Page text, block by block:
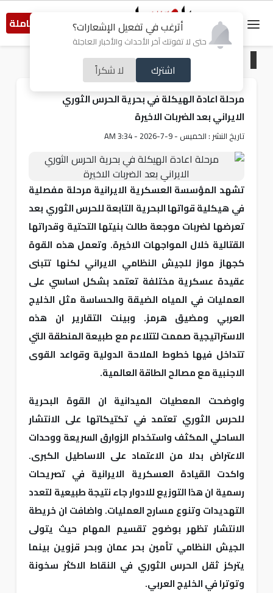
أترغب في تفعيل الإشعارات؟
حتى لا تفوتك آخر الأحداث والأخبار العاجلة
اشترك لا شكراً
النسخة الكاملة
عربي و دولي
مرحلة اعادة الهيكلة في بحرية الحرس الثوري
الايراني بعد الضربات الاخيرة
تاريخ النشر : الخميس - 9-7-2026 - 3:34 AM
تشهد المؤسسة العسكرية الايرانية مرحلة مفصلية
في هيكلية قواتها البحرية التابعة للحرس الثوري بعد
تعرضها لضربات موجعة طالت بنيتها التحتية وقدراتها
القتالية خلال المواجهات الاخيرة. وتعمل هذه القوة
كجهاز مواز للجيش النظامي الايراني لكنها تتبنى
عقيدة عسكرية مختلفة تعتمد بشكل اساسي على
العمليات في المياه الضيقة والحساسة مثل الخليج
العربي ومضيق هرمز. وبينت التقارير ان هذه
الاستراتيجية صممت لتتلاءم مع طبيعة المنطقة التي
تتداخل فيها خطوط الملاحة الدولية وقواعد القوى
الاجنبية مع مصالح الطاقة العالمية.
واوضحت المعطيات الميدانية ان القوة البحرية
للحرس الثوري تعتمد في تكتيكاتها على الانتشار
الساحلي المكثف واستخدام الزوارق السريعة ووحدات
الاعتراض بدلا من الاعتماد على الاساطيل الكبرى.
واكدت القيادة العسكرية الايرانية في تصريحات
رسمية ان هذا التوزيع للادوار جاء نتيجة طبيعية لتعدد
التهديدات وتنوع مسارح العمليات. واضافت ان خريطة
الانتشار تظهر بوضوح تقسيم المهام حيث يتولى
الجيش النظامي تأمين بحر عمان وبحر قزوين بينما
يتركز ثقل الحرس الثوري في النقاط الاكثر سخونة
وتوترا في الخليج العربي.